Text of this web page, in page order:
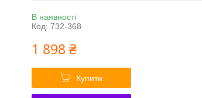
В наявності
Код: 732-368
1 898 ₴
Купити